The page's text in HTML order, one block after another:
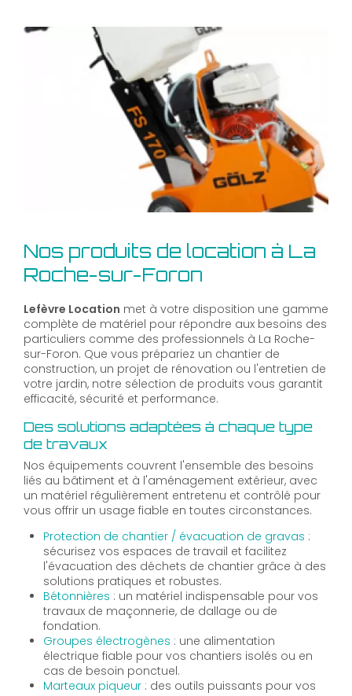
Nos produits de location à La
Roche-sur-Foron
Lefèvre Location met à votre disposition une gamme
complète de matériel pour répondre aux besoins des
particuliers comme des professionnels à La Roche-
sur-Foron. Que vous prépariez un chantier de
construction, un projet de rénovation ou l'entretien de
votre jardin, notre sélection de produits vous garantit
efficacité, sécurité et performance.
Des solutions adaptées à chaque type
de travaux
Nos équipements couvrent l'ensemble des besoins
liés au bâtiment et à l'aménagement extérieur, avec
un matériel régulièrement entretenu et contrôlé pour
vous offrir un usage fiable en toutes circonstances.
Protection de chantier / évacuation de gravas :
sécurisez vos espaces de travail et facilitez
l'évacuation des déchets de chantier grâce à des
solutions pratiques et robustes.
Bétonnières : un matériel indispensable pour vos
travaux de maçonnerie, de dallage ou de
fondation.
Groupes électrogènes : une alimentation
électrique fiable pour vos chantiers isolés ou en
cas de besoin ponctuel.
Marteaux piqueur : des outils puissants pour vos